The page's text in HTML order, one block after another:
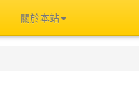
關於本站